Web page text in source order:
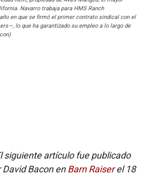
Navarro trabaja para HMS Ranch
en que se firmó el primer contrato sindical con el
lo que ha garantizado su empleo a lo largo de
siguiente artículo fue publicado
Bacon enBarn Raiserel 18